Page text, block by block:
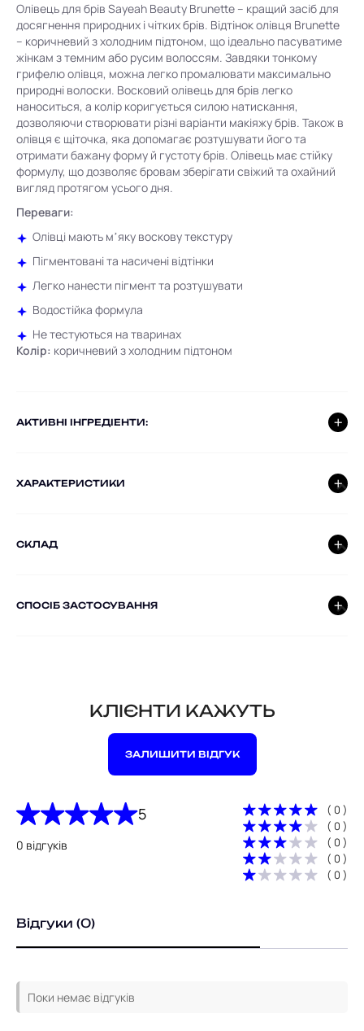
Олівець для брів Sayeah Beauty Brunette – кращий засіб для
досягнення природних і чітких брів. Відтінок олівця Brunette
– коричневий з холодним підтоном, що ідеально пасуватиме
жінкам з темним або русим волоссям. Завдяки тонкому
грифелю олівця, можна легко промалювати максимально
природні волоски. Восковий олівець для брів легко
наноситься, а колір коригується силою натискання,
дозволяючи створювати різні варіанти макіяжу брів. Також в
олівця є щіточка, яка допомагає розтушувати його та
отримати бажану форму й густоту брів. Олівець має стійку
формулу, що дозволяє бровам зберігати свіжий та охайний
вигляд протягом усього дня.
Переваги:
Олівці мають мʼяку воскову текстуру
Пігментовані та насичені відтінки
Легко нанести пігмент та розтушувати
Водостійка формула
Не тестуються на тваринах
Колір: коричневий з холодним підтоном
AКТИВНІ ІНГРЕДІЕНТИ:
ХАРАКТЕРИСТИКИ
СКЛАД
СПОСІБ ЗАСТОСУВАННЯ
КЛІЄНТИ КАЖУТЬ
ЗАЛИШИТИ ВІДГУК
5
0 відгуків
( 0 )
( 0 )
( 0 )
( 0 )
( 0 )
Відгуки (0)
Поки немає відгуків